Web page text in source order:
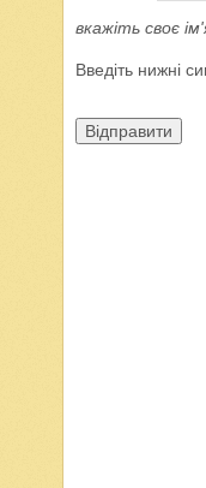
вкажіть своє
Введіть нижні
Відправити